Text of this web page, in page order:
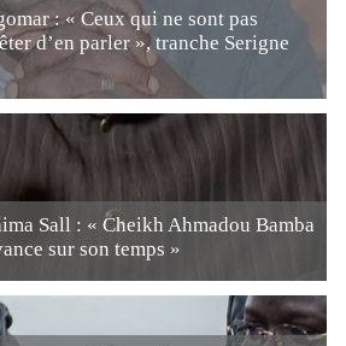
: « Ceux qui ne sont pas
d’en parler », tranche Serigne
Sall : « Cheikh Ahmadou Bamba
sur son temps »